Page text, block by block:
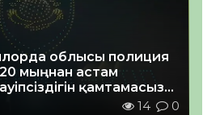
облысы полиция
мыңнан астам
қамтамасыз
14 0